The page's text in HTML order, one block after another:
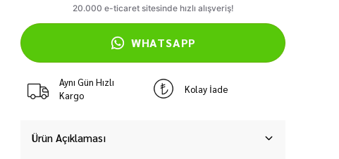
WHATSAPP
Aynı Gün Hızlı
Kargo
Kolay İade
Ürün Açıklaması